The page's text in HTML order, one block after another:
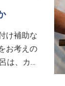
アを応
け補助な
お考えの
は、カル
メゾネ